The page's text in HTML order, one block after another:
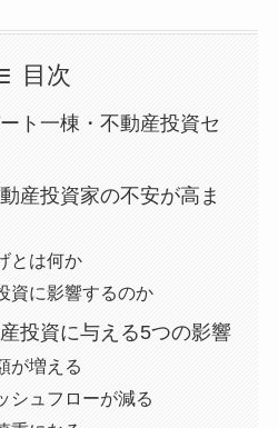
目次
ト一棟・不動産投資セ
産投資家の不安が高ま
とは何か
資に影響するのか
投資に与える5つの影響
が増える
シュフローが減る